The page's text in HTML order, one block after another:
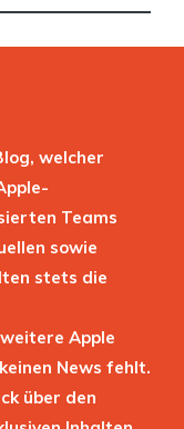
welcher
Teams
sowie
stets die
Apple
News fehlt.
über den